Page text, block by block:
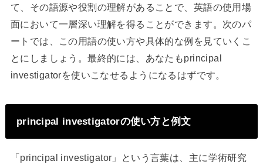
て、その語源や役割の理解があることで、英語の使用場
面において一層深い理解を得ることができます。次のパ
ートでは、この用語の使い方や具体的な例を見ていくこ
とにしましょう。最終的には、あなたもprincipal
investigatorを使いこなせるようになるはずです。
principal investigatorの使い方と例文
「principal investigator」という言葉は、主に学術研究